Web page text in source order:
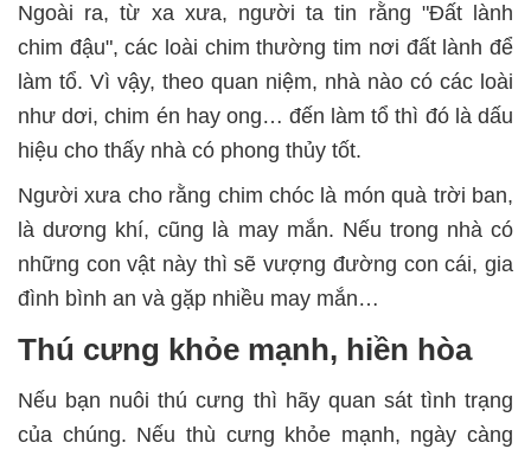
Ngoài ra, từ xa xưa, người ta tin rằng "Đất lành
chim đậu", các loài chim thường tim nơi đất lành để
làm tổ. Vì vậy, theo quan niệm, nhà nào có các loài
như dơi, chim én hay ong… đến làm tổ thì đó là dấu
hiệu cho thấy nhà có phong thủy tốt.
Người xưa cho rằng chim chóc là món quà trời ban,
là dương khí, cũng là may mắn. Nếu trong nhà có
những con vật này thì sẽ vượng đường con cái, gia
đình bình an và gặp nhiều may mắn…
Thú cưng khỏe mạnh, hiền hòa
Nếu bạn nuôi thú cưng thì hãy quan sát tình trạng
của chúng. Nếu thù cưng khỏe mạnh, ngày càng